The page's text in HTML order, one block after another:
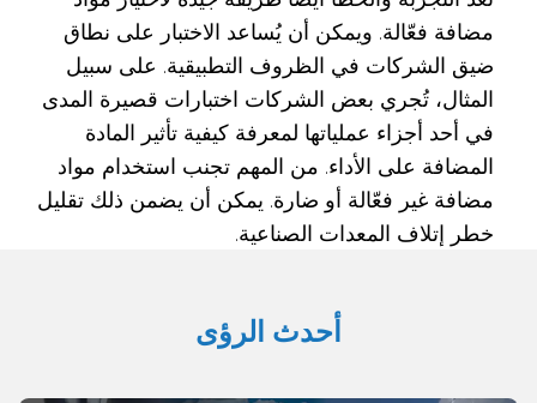
مضافة فعّالة. ويمكن أن يُساعد الاختبار على نطاق
ضيق الشركات في الظروف التطبيقية. على سبيل
المثال، تُجري بعض الشركات اختبارات قصيرة المدى
في أحد أجزاء عملياتها لمعرفة كيفية تأثير المادة
المضافة على الأداء. من المهم تجنب استخدام مواد
مضافة غير فعّالة أو ضارة. يمكن أن يضمن ذلك تقليل
خطر إتلاف المعدات الصناعية.
أحدث الرؤى